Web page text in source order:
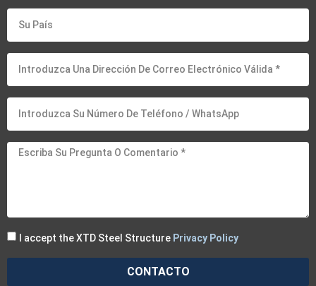
I accept the XTD Steel Structure Privacy Policy
CONTACTO